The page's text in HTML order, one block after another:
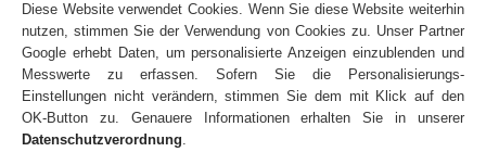
Diese Website verwendet Cookies. Wenn Sie diese Website weiterhin
nutzen, stimmen Sie der Verwendung von Cookies zu. Unser Partner
Google erhebt Daten, um personalisierte Anzeigen einzublenden und
Messwerte zu erfassen. Sofern Sie die Personalisierungs-
Einstellungen nicht verändern, stimmen Sie dem mit Klick auf den
OK-Button zu. Genauere Informationen erhalten Sie in unserer
Datenschutzverordnung.